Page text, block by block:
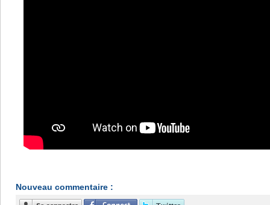
Nouveau commentaire :